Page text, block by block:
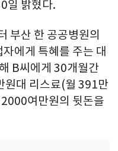
일 밝혔다.
부산 한 공공병원의
에게 특혜를 주는 대
B씨에게 30개월간
원대 리스료(월 391만
여만원의 뒷돈을